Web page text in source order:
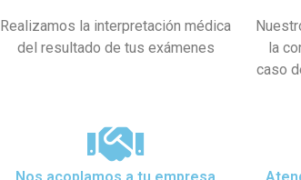
Realizamos la interpretación médica
del resultado de tus exámenes
la
caso